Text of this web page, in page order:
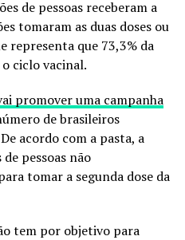
de pessoas receberam a
tomaram as duas doses ou
representa que 73,3% da
ciclo vacinal.
promover uma campanha
de brasileiros
acordo com a pasta, a
pessoas não
tomar a segunda dose da
tem por objetivo para